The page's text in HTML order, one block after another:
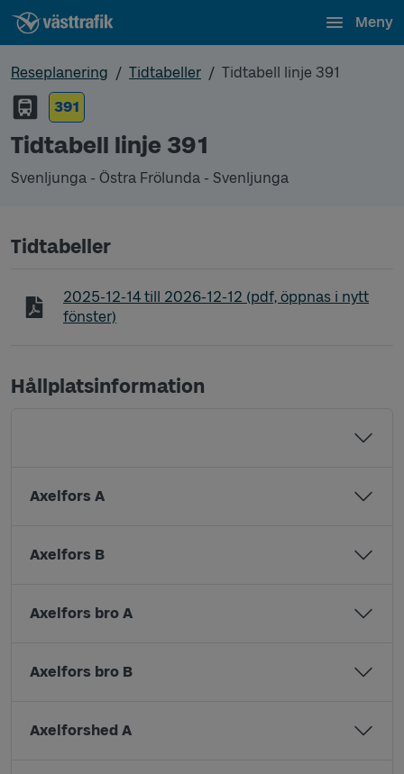
Meny
Reseplanering Tidtabeller
Tidtabell linje 391
391
Tidtabell linje 391
Svenljunga - Östra Frölunda - Svenljunga
Tidtabeller
Tidtabell linje 391 Svenljunga - Östra Frölunda -
2025-12-14 till 2026-12-12 (pdf, öppnas i nytt
fönster)
Hållplatsinformation
Axelfors A
Axelfors B
Axelfors bro A
Axelfors bro B
Axelforshed A